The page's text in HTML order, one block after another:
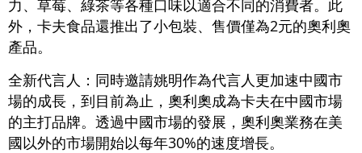
力、草莓、綠茶等各種口味以適合不同的消費者。此
外，卡夫食品還推出了小包裝、售價僅為2元的奧利奧
產品。
全新代言人：同時邀請姚明作為代言人更加速中國市
場的成長，到目前為止，奧利奧成為卡夫在中國市場
的主打品牌。透過中國市場的發展，奧利奧業務在美
國以外的市場開始以每年30%的速度增長。